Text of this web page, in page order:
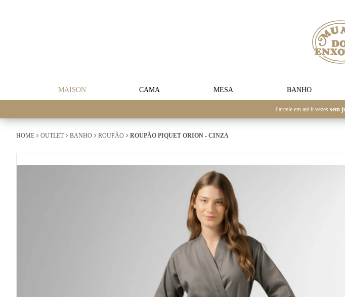
MAISON CAMA MESA BANHO
Parcele em até 6 vezes sem
HOME OUTLET BANHO ROUPÃO ROUPÃO PIQUET ORION - CINZA